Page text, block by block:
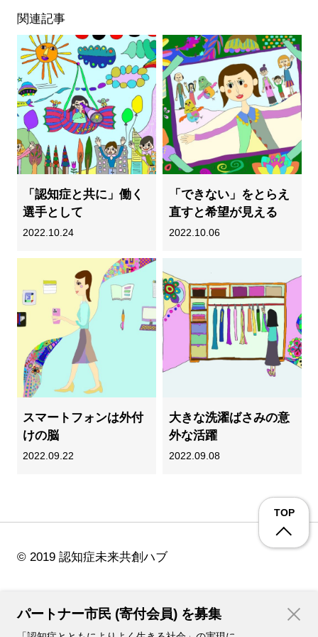
関連記事
「認知症と共に」働く
選手として
2022.10.24
「できない」をとらえ
直すと希望が見える
2022.10.06
スマートフォンは外付
けの脳
2022.09.22
大きな洗濯ばさみの意
外な活躍
2022.09.08
© 2019 認知症未来共創ハブ
TOP
パートナー市民 (寄付会員) を募集